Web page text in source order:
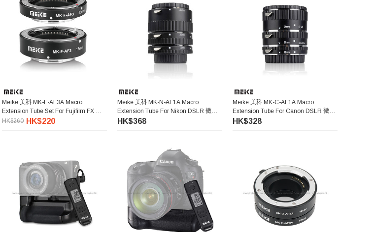
Meike 美科 MK-F-AF3A Macro
Extension Tube Set For Fujifilm FX 微
距接環
HK$260 HK$220
Meike 美科 MK-N-AF1A Macro
Extension Tube For Nikon DSLR 微距
接環
HK$368
Meike 美科 MK-C-AF1A Macro
Extension Tube For Canon DSLR 微距
接環
HK$328